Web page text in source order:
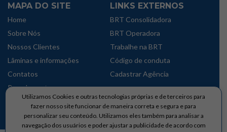
MAPA DO SITE
Home
Sobre Nós
Nossos Clientes
Lâminas e informações
Contatos
Parcelamentos
Política de privacidade
LINKS EXTERNOS
BRT Consolidadora
BRT Operadora
Trabalhe na BRT
Código de conduta
Cadastrar Agência
Utilizamos Cookies e outras tecnologias próprias e de terceiros para
fazer nosso site funcionar de maneira correta e segura e para
personalizar seu conteúdo. Utilizamos eles também para analisar a
navegação dos usuários e poder ajustar a publicidade de acordo com